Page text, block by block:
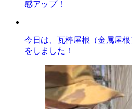
感アップ！
今日は、瓦棒屋根（金属屋根
をしました！